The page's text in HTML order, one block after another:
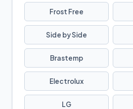
Frost Free
Side by Side
Brastemp
Electrolux
LG